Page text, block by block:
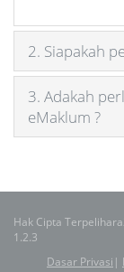
2. Siapakah
3. Adakah
eMaklum ?
Hak Cipta
1.2.3
Dasar Privasi |